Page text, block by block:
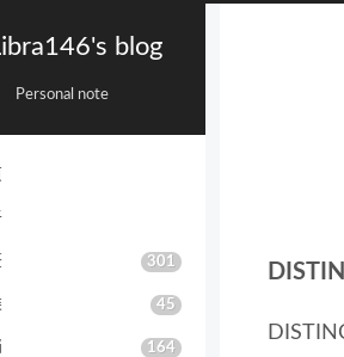
blog
Personal note
301
45
164